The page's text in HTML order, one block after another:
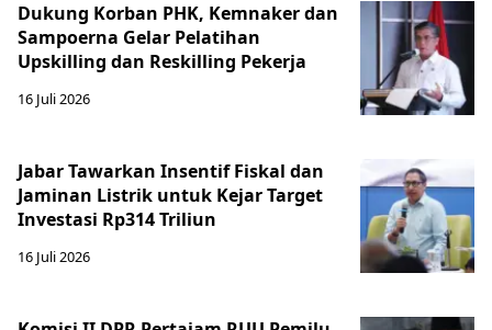
Dukung Korban PHK, Kemnaker dan
Sampoerna Gelar Pelatihan
Upskilling dan Reskilling Pekerja
16 Juli 2026
Jabar Tawarkan Insentif Fiskal dan
Jaminan Listrik untuk Kejar Target
Investasi Rp314 Triliun
16 Juli 2026